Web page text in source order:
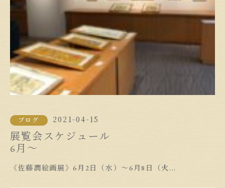
ブログ 2021-04-15
展覧会スケジュール
6月〜
《佐藤潤絵画展》6月2日（水）〜6月8日（火...